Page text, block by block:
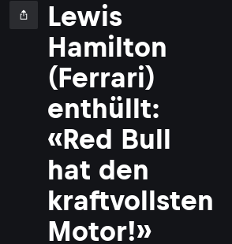
Lewis
Hamilton
(Ferrari)
enthüllt:
«Red Bull
hat den
kraftvollsten
Motor!»